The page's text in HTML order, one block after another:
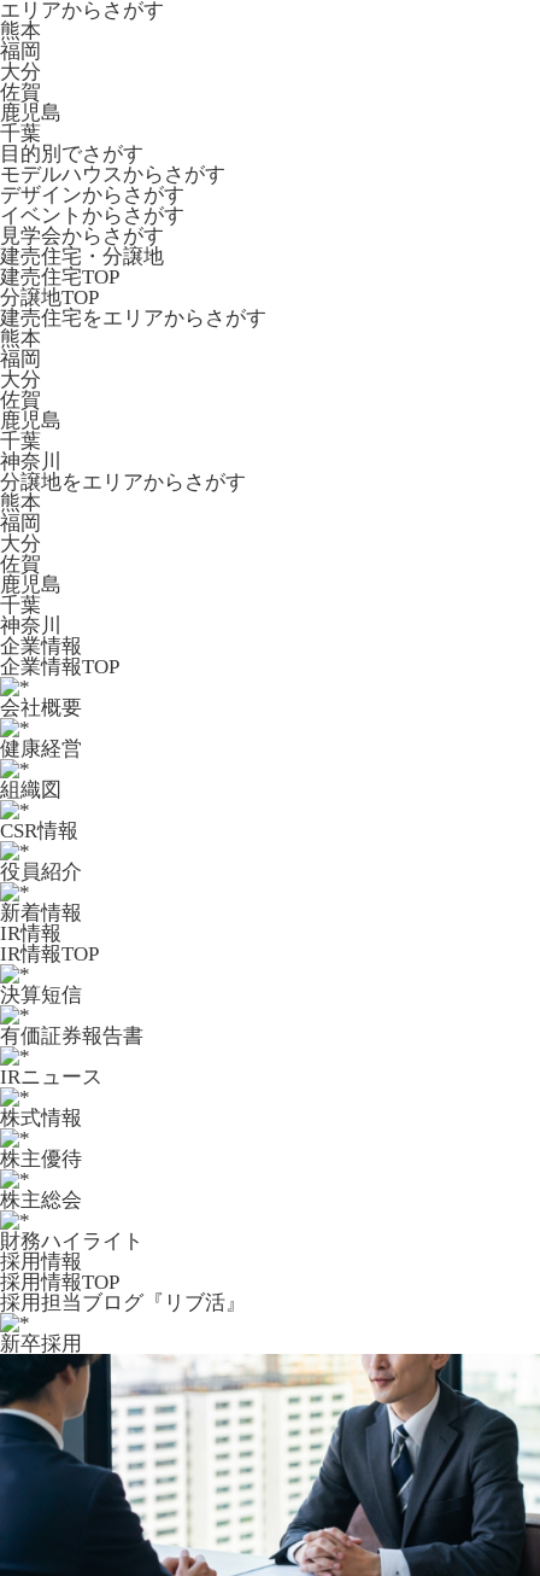
エリアからさがす
熊本
福岡
大分
佐賀
鹿児島
千葉
目的別でさがす
モデルハウスからさがす
デザインからさがす
イベントからさがす
見学会からさがす
建売住宅・分譲地
建売住宅TOP
分譲地TOP
建売住宅をエリアからさがす
熊本
福岡
大分
佐賀
鹿児島
千葉
神奈川
分譲地をエリアからさがす
熊本
福岡
大分
佐賀
鹿児島
千葉
神奈川
企業情報
企業情報TOP
会社概要
健康経営
組織図
CSR情報
役員紹介
新着情報
IR情報
IR情報TOP
決算短信
有価証券報告書
IRニュース
株式情報
株主優待
株主総会
財務ハイライト
採用情報
採用情報TOP
採用担当ブログ『リブ活』
新卒採用